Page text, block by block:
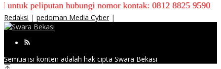
hubungi nomor kontak: 0812 8825 9590
Redaksi | pedoman Media Cyber|
Semua isi konten adalah hak cipta Swara Bekasi